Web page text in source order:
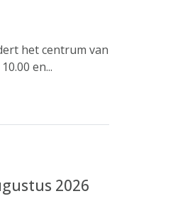
het centrum van
en...
2026